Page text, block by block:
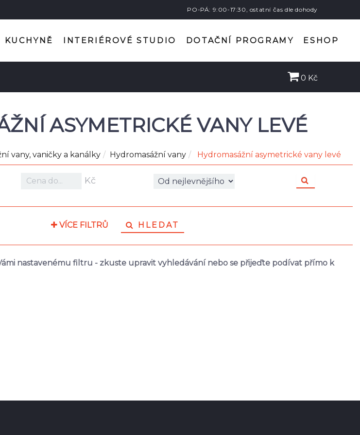
PO-PÁ: 9:00-17:30, ostatní čas dle dohody
KUCHYNĚ INTERIÉROVÉ STUDIO DOTAČNÍ PROGRAMY ESHOP
0 Kč
ASYMETRICKÉ VANY LEVÉ
vany, vaničky a kanálky Hydromasážní vany Hydromasážní asymetrické vany levé
Kč
VÍCE FILTRŮ HLEDAT
nastavenému filtru - zkuste upravit vyhledávání nebo se přijeďte podívat přímo k